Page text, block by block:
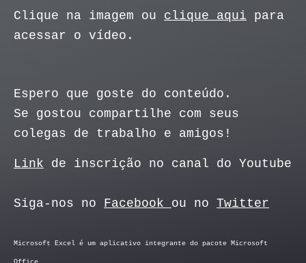
Clique na imagem ou clique aqui para
acessar o vídeo.
Espero que goste do conteúdo.
Se gostou compartilhe com seus
colegas de trabalho e amigos!
Link de inscrição no canal do Youtube
Siga-nos no Facebook ou no Twitter
Microsoft Excel é um aplicativo integrante do pacote Microsoft